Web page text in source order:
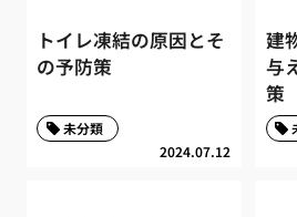
トイレ凍結の原因とそ
の予防策
2024.07.12
未分類
建
与
策